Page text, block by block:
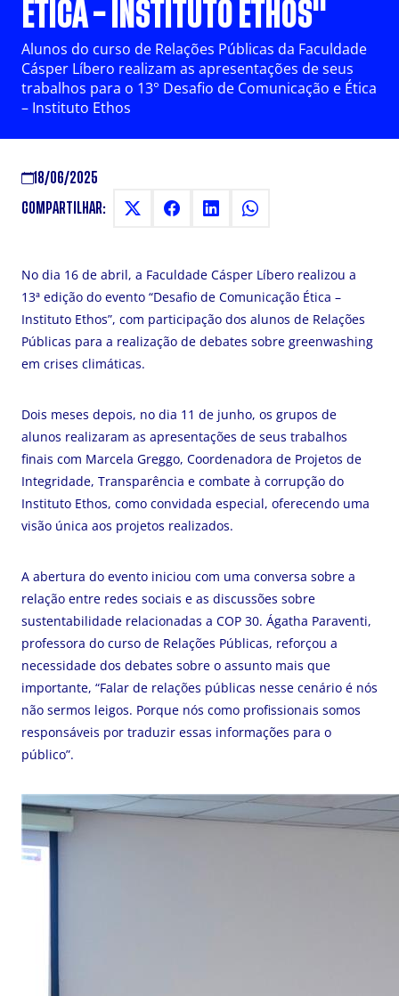
ÉTICA – INSTITUTO ETHOS"
Alunos do curso de Relações Públicas da Faculdade
Cásper Líbero realizam as apresentações de seus
trabalhos para o 13° Desafio de Comunicação e Ética
– Instituto Ethos
18/06/2025
COMPARTILHAR:
No dia 16 de abril, a Faculdade Cásper Líbero realizou a
13ª edição do evento “Desafio de Comunicação Ética –
Instituto Ethos”, com participação dos alunos de Relações
Públicas para a realização de debates sobre greenwashing
em crises climáticas.
Dois meses depois, no dia 11 de junho, os grupos de
alunos realizaram as apresentações de seus trabalhos
finais com Marcela Greggo, Coordenadora de Projetos de
Integridade, Transparência e combate à corrupção do
Instituto Ethos, como convidada especial, oferecendo uma
visão única aos projetos realizados.
A abertura do evento iniciou com uma conversa sobre a
relação entre redes sociais e as discussões sobre
sustentabilidade relacionadas a COP 30. Ágatha Paraventi,
professora do curso de Relações Públicas, reforçou a
necessidade dos debates sobre o assunto mais que
importante, “Falar de relações públicas nesse cenário é nós
não sermos leigos. Porque nós como profissionais somos
responsáveis por traduzir essas informações para o
público”.